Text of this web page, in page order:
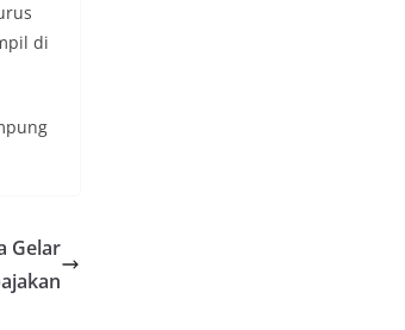
di
Gelar